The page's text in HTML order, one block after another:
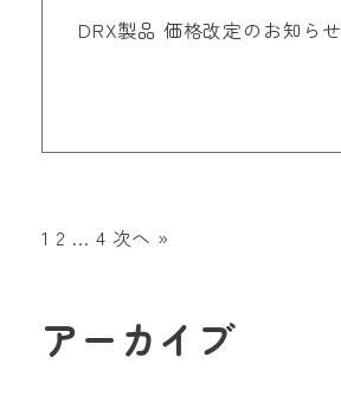
DRX製品 価格改定のお知らせ
投
ナ
ビ
1 2 … 4 次へ »
アーカイブ